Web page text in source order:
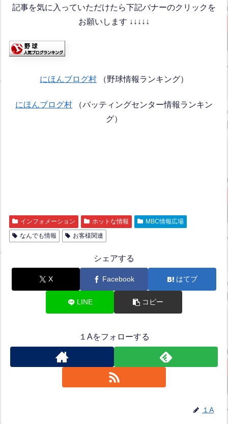
記事を気に入っていただけたら下記バナーのクリックを
お願いします ↓↓↓↓↓
にほんブログ村 （野球情報ランキング）
にほんブログ村 （バッティングセンター情報ランキン
グ）
インフォメーション ホットな情報
MBC情報広場
なんでも情報
お客様関連
シェアする
X Facebook はてブ
LINE コピー
１Aをフォローする
１A